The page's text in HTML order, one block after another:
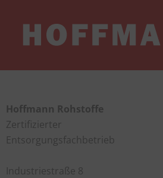
Inhalt
springen
Hoffmann Rohstoffe
Zertifizierter
Entsorgungsfachbetrieb
Industriestraße 8